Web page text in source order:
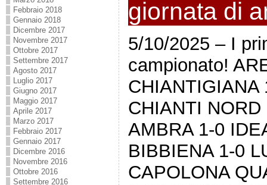
Febbraio 2018
Gennaio 2018
Dicembre 2017
Novembre 2017
Ottobre 2017
Settembre 2017
Agosto 2017
Luglio 2017
Giugno 2017
Maggio 2017
Aprile 2017
Marzo 2017
Febbraio 2017
Gennaio 2017
Dicembre 2016
Novembre 2016
Ottobre 2016
Settembre 2016
giornata di
5/10/2025 – I
campionato!
CHIANTIGIANA
CHIANTI
AMBRA 1-0
BIBBIENA 1-0
CAPOLONA